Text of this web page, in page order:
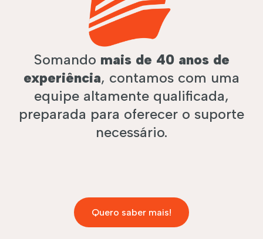
Somando mais de 40 anos de
experiência, contamos com uma
equipe altamente qualificada,
preparada para oferecer o suporte
necessário.
Quero saber mais!